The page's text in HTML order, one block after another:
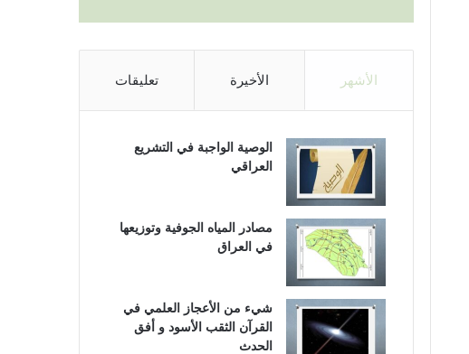
الأشهر الأخيرة تعليقات
الوصية الواجبة في التشريع
العراقي
مصادر المياه الجوفية وتوزيعها
في العراق
شيء من الأعجاز العلمي في
القرآن الثقب الأسود و أفق
الحدث